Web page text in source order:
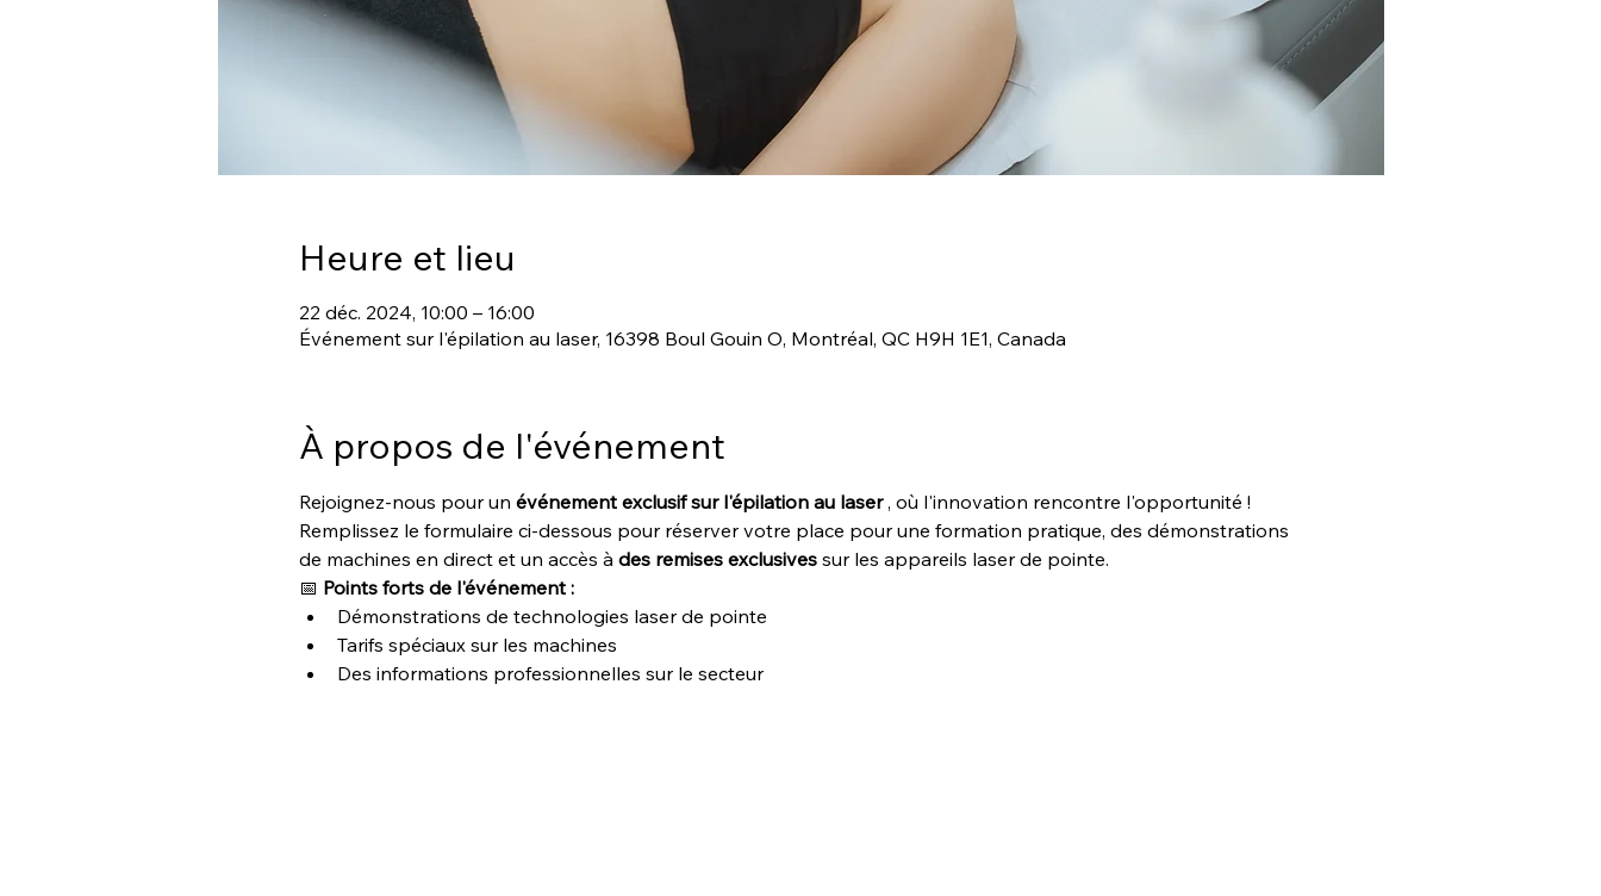
Heure et lieu
22 déc. 2024, 10:00 – 16:00
Événement sur l'épilation au laser, 16398 Boul Gouin O, Montréal, QC H9H 1E1, Canada
À propos de l'événement
Rejoignez-nous pour un événement exclusif sur l'épilation au laser , où l'innovation rencontre l'opportunité !
Remplissez le formulaire ci-dessous pour réserver votre place pour une formation pratique, des démonstrations
de machines en direct et un accès à des remises exclusives sur les appareils laser de pointe.
📅 Points forts de l'événement :
Démonstrations de technologies laser de pointe
Tarifs spéciaux sur les machines
Des informations professionnelles sur le secteur